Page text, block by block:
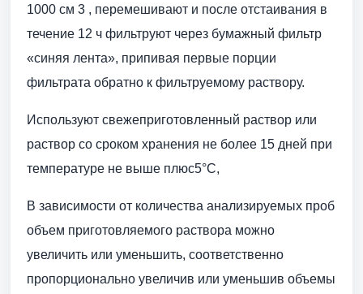
1000 см 3 , перемешивают и после отстаивания в
течение 12 ч фильтруют через бумажный фильтр
«синяя лента», припивая первые порции
фильтрата обратно к фильтруемому раствору.
Используют свежеприготовленный раствор или
раствор со сроком хранения не более 15 дней при
температуре не выше плюс5°С,
В зависимости от количества анализируемых проб
объем приготовляемого раствора можно
увеличить или уменьшить, соответственно
пропорционально увеличив или уменьшив объемы